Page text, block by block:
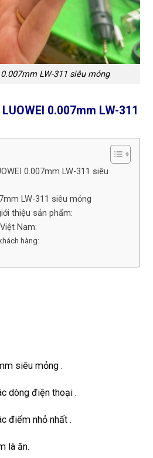
LW-311 siêu mỏng
0.007mm LW-311
0.007mm LW-311 siêu
LW-311 siêu mỏng
thiệu sản phẩm:
Nam:
hàng:
siêu mỏng .
dòng điện thoại .
điểm nhỏ nhất .
là ăn.